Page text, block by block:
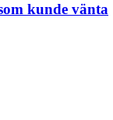
kunde vänta